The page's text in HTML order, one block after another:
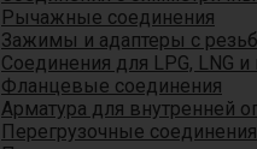
Рычажные соединения
Зажимы и адаптеры с
Соединения для LPG, LNG
Фланцевые соединения
Арматура для внутренней
Перегрузочные соединения